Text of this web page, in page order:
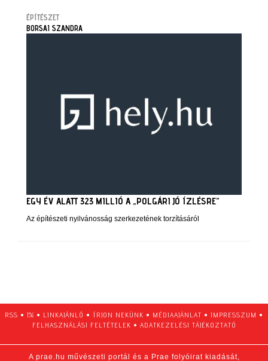
ÉPÍTÉSZET
BORSAI SZANDRA
EGY ÉV ALATT 323 MILLIÓ A „POLGÁRI JÓ ÍZLÉSRE”
Az építészeti nyilvánosság szerkezetének torzításáról
RSS • 1% • LINKAJÁNLÓ • ÍRJON NEKÜNK • MÉDIAAJÁNLAT • IMPRESSZUM •
FELHASZNÁLÁSI FELTÉTELEK • ADATKEZELÉSI TÁJÉKOZTATÓ
A prae.hu művészeti portál és a Prae folyóirat kiadását,